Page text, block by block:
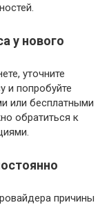
у нового
уточните
и попробуйте
или бесплатными
обратиться к
причины